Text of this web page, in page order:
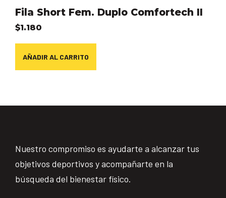
Fila Short Fem. Duplo Comfortech II
$1.180
AÑADIR AL CARRITO
Nuestro compromiso es ayudarte a alcanzar tus
objetivos deportivos y acompañarte en la
búsqueda del bienestar físico.